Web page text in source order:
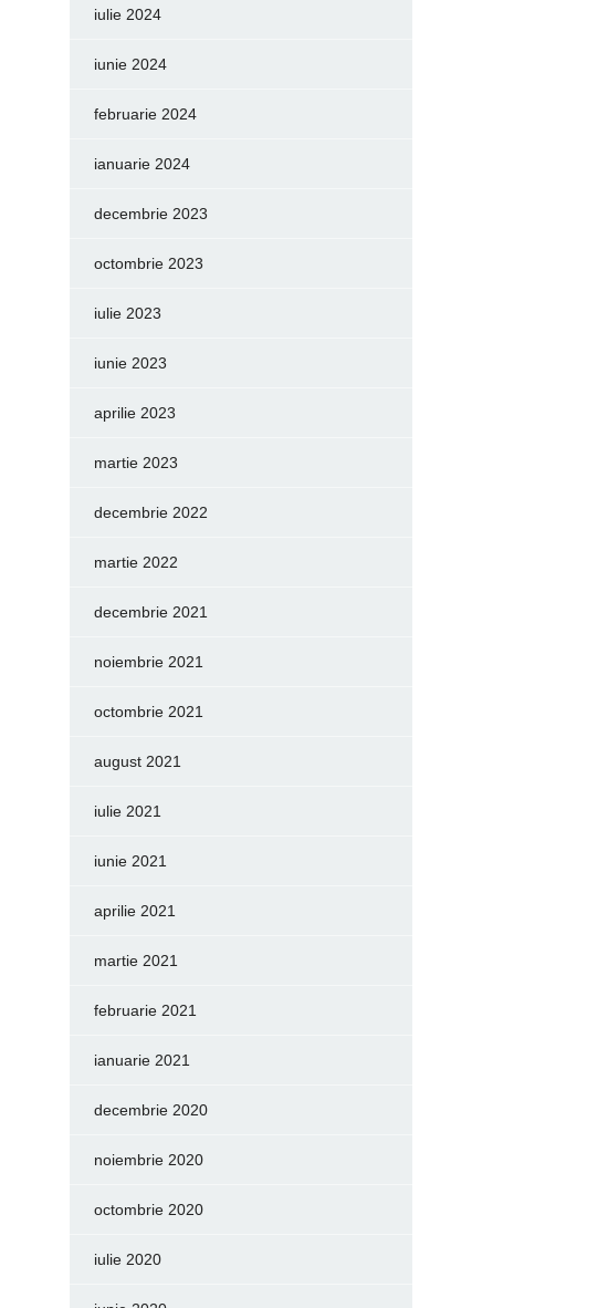
iulie 2024
iunie 2024
februarie 2024
ianuarie 2024
decembrie 2023
octombrie 2023
iulie 2023
iunie 2023
aprilie 2023
martie 2023
decembrie 2022
martie 2022
decembrie 2021
noiembrie 2021
octombrie 2021
august 2021
iulie 2021
iunie 2021
aprilie 2021
martie 2021
februarie 2021
ianuarie 2021
decembrie 2020
noiembrie 2020
octombrie 2020
iulie 2020